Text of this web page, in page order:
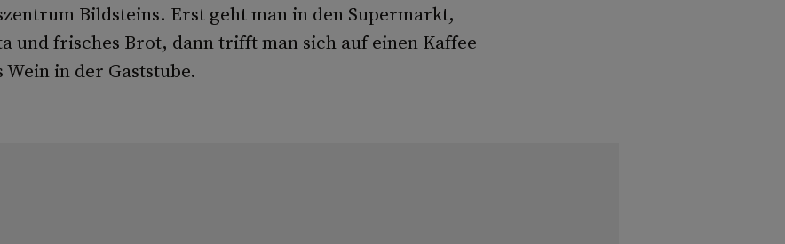
Bildsteins. Erst geht man in den Supermarkt,
und frisches Brot, dann trifft man sich auf einen Kaffee
in der Gaststube.